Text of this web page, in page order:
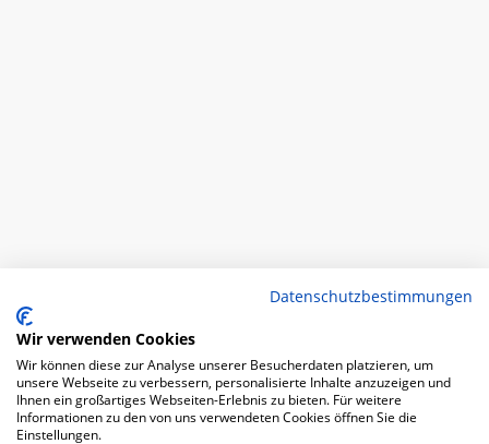
Datenschutzbestimmungen
Wir verwenden Cookies
Wir können diese zur Analyse unserer Besucherdaten platzieren, um
unsere Webseite zu verbessern, personalisierte Inhalte anzuzeigen und
Ihnen ein großartiges Webseiten-Erlebnis zu bieten. Für weitere
Informationen zu den von uns verwendeten Cookies öffnen Sie die
Einstellungen.